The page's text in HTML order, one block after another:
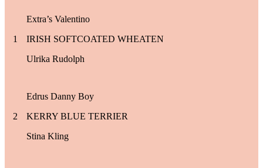
1
Extra’s Valentino
IRISH SOFTCOATED WHEATEN
Ulrika Rudolph
2
Edrus Danny Boy
KERRY BLUE TERRIER
Stina Kling